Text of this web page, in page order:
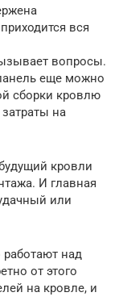
вся
вопросы.
еще можно
сборки кровлю
на
кровли
И главная
или
над
от этого
на кровле, и